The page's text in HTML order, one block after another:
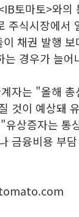
토마토>와
주식시장에
채권 발행
는 경우가 늘
자는 "올해
것이 예상돼
상증자는 통
금융비용 부